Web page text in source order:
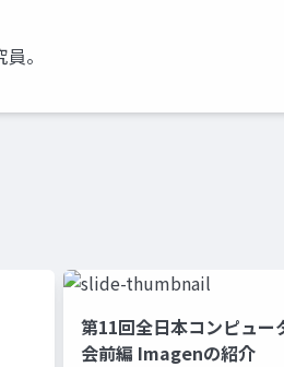
。
第11回全日本コンピュー
会前編 Imagenの紹介